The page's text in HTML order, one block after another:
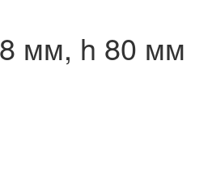
мм, h 80 мм